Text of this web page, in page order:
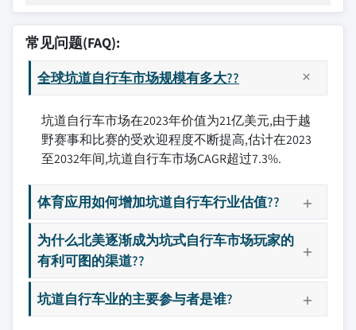
常见问题(FAQ):
全球坑道自行车市场规模有多大??
坑道自行车市场在2023年价值为21亿美元,由于越
野赛事和比赛的受欢迎程度不断提高,估计在2023
至2032年间,坑道自行车市场CAGR超过7.3%.
体育应用如何增加坑道自行车行业估值??
为什么北美逐渐成为坑式自行车市场玩家的
有利可图的渠道??
坑道自行车业的主要参与者是谁?